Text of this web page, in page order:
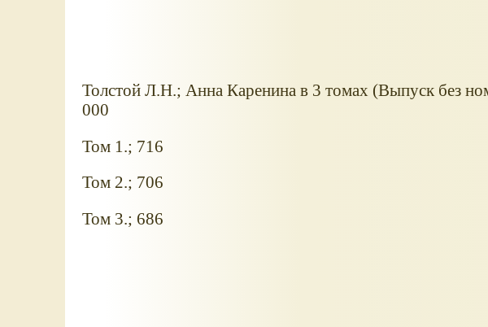
Толстой Л.Н.; Анна Каренина в 3 томах (Выпуск без
000
Том 1.; 716
Том 2.; 706
Том 3.; 686